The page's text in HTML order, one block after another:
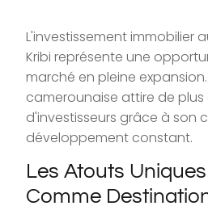
L'investissement immobilier
Kribi représente une
marché en pleine
camerounaise attire de plus
d'investisseurs grâce à son
développement constant.
Les Atouts
Comme